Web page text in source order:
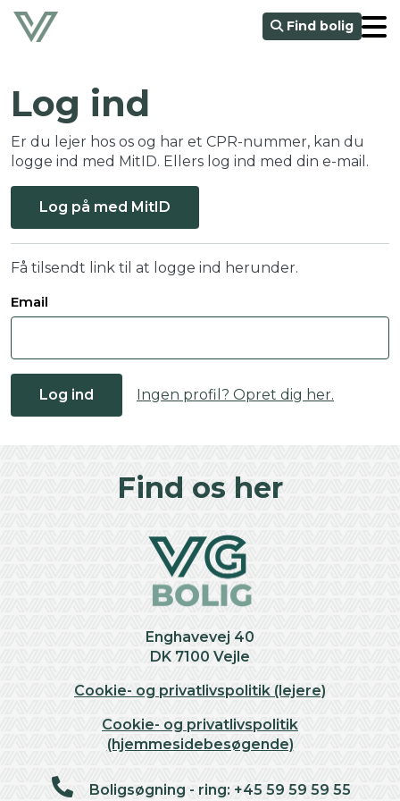
Find bolig
Log ind
Er du lejer hos os og har et CPR-nummer, kan du
logge ind med MitID. Ellers log ind med din e-mail.
Log på med MitID
Få tilsendt link til at logge ind herunder.
Email
Log ind Ingen profil? Opret dig her.
Find os her
Enghavevej 40
DK 7100 Vejle
Cookie- og privatlivspolitik (lejere)
Cookie- og privatlivspolitik
(hjemmesidebesøgende)
Boligsøgning - ring: +45 59 59 59 55